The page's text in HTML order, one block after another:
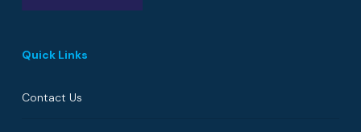
Quick Links
Contact Us